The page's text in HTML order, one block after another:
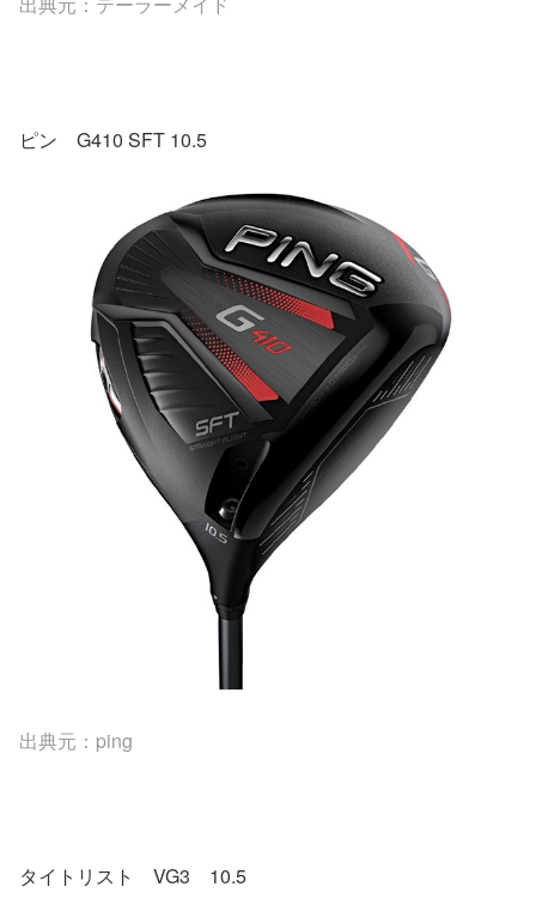
ピン G410 SFT 10.5
出典元：ping
タイトリスト VG3 10.5